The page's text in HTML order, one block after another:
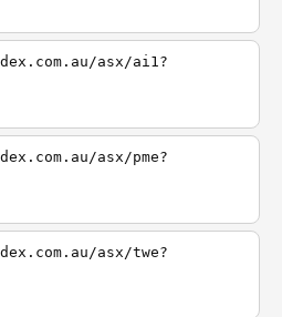
asx/ai1?
asx/pme?
asx/twe?